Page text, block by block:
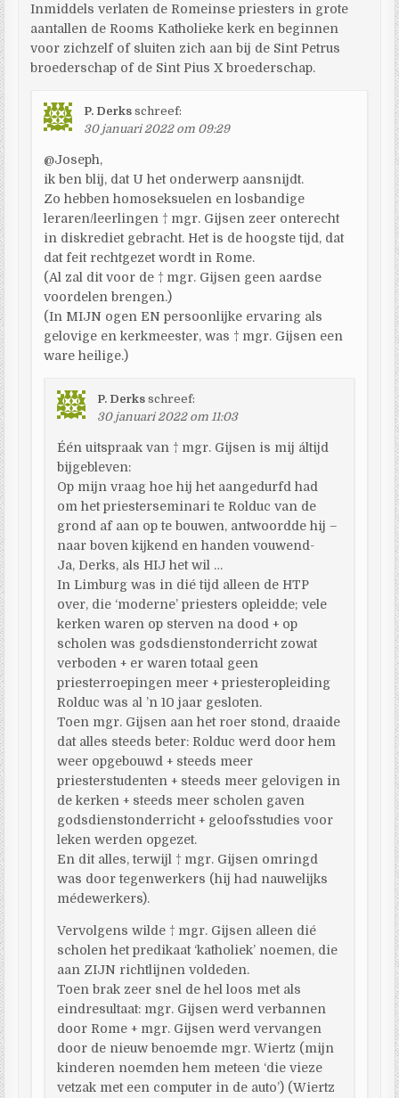
Inmiddels verlaten de Romeinse priesters in grote
aantallen de Rooms Katholieke kerk en beginnen
voor zichzelf of sluiten zich aan bij de Sint Petrus
broederschap of de Sint Pius X broederschap.
P. Derks schreef:
30 januari 2022 om 09:29
@Joseph,
ik ben blij, dat U het onderwerp aansnijdt.
Zo hebben homoseksuelen en losbandige
leraren/leerlingen † mgr. Gijsen zeer onterecht
in diskrediet gebracht. Het is de hoogste tijd, dat
dat feit rechtgezet wordt in Rome.
(Al zal dit voor de † mgr. Gijsen geen aardse
voordelen brengen.)
(In MIJN ogen EN persoonlijke ervaring als
gelovige en kerkmeester, was † mgr. Gijsen een
ware heilige.)
P. Derks schreef:
30 januari 2022 om 11:03
Één uitspraak van † mgr. Gijsen is mij áltijd
bijgebleven:
Op mijn vraag hoe hij het aangedurfd had
om het priesterseminari te Rolduc van de
grond af aan op te bouwen, antwoordde hij –
naar boven kijkend en handen vouwend-
Ja, Derks, als HIJ het wil …
In Limburg was in dié tijd alleen de HTP
over, die ‘moderne’ priesters opleidde; vele
kerken waren op sterven na dood + op
scholen was godsdienstonderricht zowat
verboden + er waren totaal geen
priesterroepingen meer + priesteropleiding
Rolduc was al ’n 10 jaar gesloten.
Toen mgr. Gijsen aan het roer stond, draaide
dat alles steeds beter: Rolduc werd door hem
weer opgebouwd + steeds meer
priesterstudenten + steeds meer gelovigen in
de kerken + steeds meer scholen gaven
godsdienstonderricht + geloofsstudies voor
leken werden opgezet.
En dit alles, terwijl † mgr. Gijsen omringd
was door tegenwerkers (hij had nauwelijks
médewerkers).
Vervolgens wilde † mgr. Gijsen alleen dié
scholen het predikaat ‘katholiek’ noemen, die
aan ZIJN richtlijnen voldeden.
Toen brak zeer snel de hel loos met als
eindresultaat: mgr. Gijsen werd verbannen
door Rome + mgr. Gijsen werd vervangen
door de nieuw benoemde mgr. Wiertz (mijn
kinderen noemden hem meteen ‘die vieze
vetzak met een computer in de auto’) (Wiertz